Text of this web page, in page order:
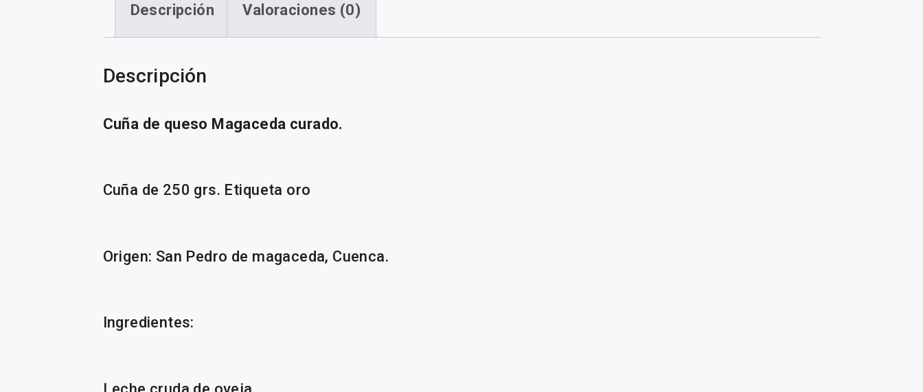
Descripción Valoraciones (0)
Descripción
Cuña de queso Magaceda curado.
Cuña de 250 grs. Etiqueta oro
Origen: San Pedro de magaceda, Cuenca.
Ingredientes: